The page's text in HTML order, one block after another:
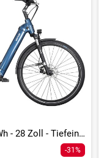
Quadriga P5 FL - 625 Wh - 28 Zoll - Tiefeinsteiger
-31%